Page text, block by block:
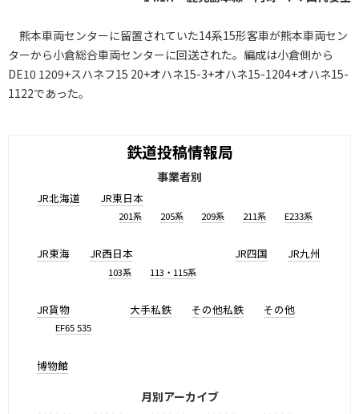
熊本車両センターに留置されていた14系15形客車が熊本車両セン
ターから小倉総合車両センターに回送された。編成は小倉側から
DE10 1209+スハネフ15 20+オハネ15-3+オハネ15-1204+オハネ15-
1122であった。
鉄道投稿情報局
事業者別
JR北海道 JR東日本
201系 205系 209系 211系 E233系
JR東海 JR西日本
103系 113・115系
JR四国 JR九州
JR貨物
EF65 535
大手私鉄 その他私鉄 その他
博物館
月別アーカイブ